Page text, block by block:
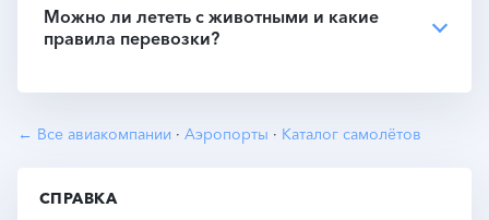
Можно ли лететь с животными и какие
правила перевозки?
← Все авиакомпании · Аэропорты · Каталог самолётов
СПРАВКА